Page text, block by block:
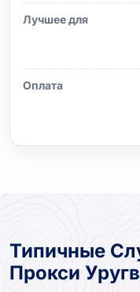
Лучшее для
Оплата
Типичные
Прокси